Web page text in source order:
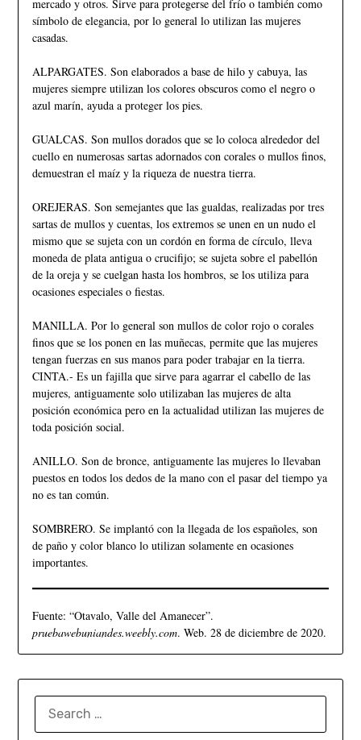
mercado y otros. Sirve para protegerse del frío o también como
símbolo de elegancia, por lo general lo utilizan las mujeres
casadas.
ALPARGATES. Son elaborados a base de hilo y cabuya, las
mujeres siempre utilizan los colores obscuros como el negro o
azul marín, ayuda a proteger los pies.
GUALCAS. Son mullos dorados que se lo coloca alrededor del
cuello en numerosas sartas adornados con corales o mullos finos,
demuestran el maíz y la riqueza de nuestra tierra.
OREJERAS. Son semejantes que las gualdas, realizadas por tres
sartas de mullos y cuentas, los extremos se unen en un nudo el
mismo que se sujeta con un cordón en forma de círculo, lleva
moneda de plata antigua o crucifijo; se sujeta sobre el pabellón
de la oreja y se cuelgan hasta los hombros, se los utiliza para
ocasiones especiales o fiestas.
MANILLA. Por lo general son mullos de color rojo o corales
finos que se los ponen en las muñecas, permite que las mujeres
tengan fuerzas en sus manos para poder trabajar en la tierra.
CINTA.- Es un fajilla que sirve para agarrar el cabello de las
mujeres, antiguamente solo utilizaban las mujeres de alta
posición económica pero en la actualidad utilizan las mujeres de
toda posición social.
ANILLO. Son de bronce, antiguamente las mujeres lo llevaban
puestos en todos los dedos de la mano con el pasar del tiempo ya
no es tan común.
SOMBRERO. Se implantó con la llegada de los españoles, son
de paño y color blanco lo utilizan solamente en ocasiones
importantes.
Fuente: “Otavalo, Valle del Amanecer”.
pruebawebuniandes.weebly.com. Web. 28 de diciembre de 2020.